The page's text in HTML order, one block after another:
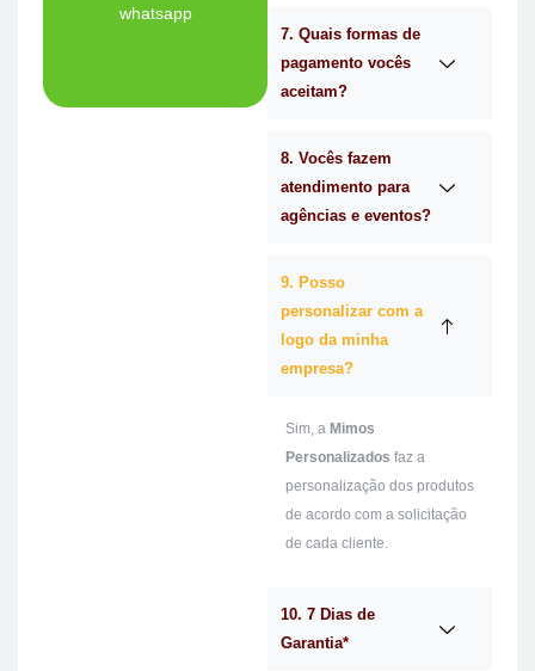
whatsapp
7. Quais formas de
pagamento vocês
aceitam?
8. Vocês fazem
atendimento para
agências e eventos?
9. Posso
personalizar com a
logo da minha
empresa?
Sim, a Mimos
Personalizados faz a
personalização dos produtos
de acordo com a solicitação
de cada cliente.
10. 7 Dias de
Garantia*